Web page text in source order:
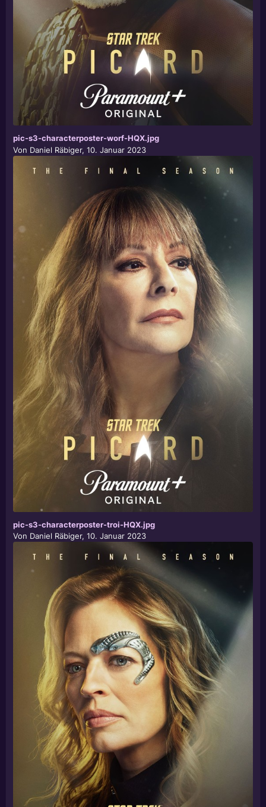
pic-s3-characterposter-worf-HQX.jpg
Von Daniel Räbiger, 10. Januar 2023
pic-s3-characterposter-troi-HQX.jpg
Von Daniel Räbiger, 10. Januar 2023